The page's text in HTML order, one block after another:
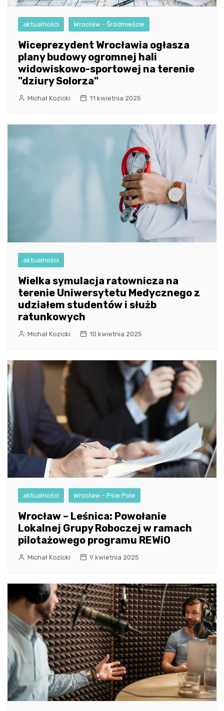
aktualności Wrocław - Śródmieście
Wiceprezydent Wrocławia ogłasza
plany budowy ogromnej hali
widowiskowo-sportowej na terenie
"dziury Solorza"
Michał Kozicki 11 kwietnia 2025
aktualności
Wielka symulacja ratownicza na
terenie Uniwersytetu Medycznego z
udziałem studentów i służb
ratunkowych
Michał Kozicki 10 kwietnia 2025
aktualności Wrocław - Psie Pole
Wrocław – Leśnica: Powołanie
Lokalnej Grupy Roboczej w ramach
pilotażowego programu REWiO
Michał Kozicki 9 kwietnia 2025